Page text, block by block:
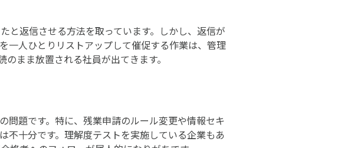
と返信させる方法を取っています。しかし、返信が
一人ひとりリストアップして催促する作業は、管理
まま放置される社員が出てきます。
問題です。特に、残業申請のルール変更や情報セキ
不十分です。理解度テストを実施している企業もあ